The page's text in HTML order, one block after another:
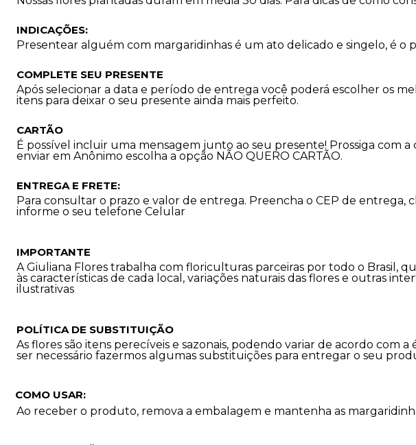
INDICAÇÕES:
Presentear alguém com margaridinhas é um ato delicado e singelo, é o
COMPLETE SEU PRESENTE
Após selecionar a data e período de entrega você poderá escolher os
itens para deixar o seu presente ainda mais perfeito.
CARTÃO
É possível incluir uma mensagem junto ao seu presente! Prossiga com
enviar em Anônimo escolha a opção NÃO QUERO CARTÃO.
ENTREGA E FRETE:
Para consultar o prazo e valor de entrega. Preencha o CEP de
informe o seu telefone Celular
IMPORTANTE
A Giuliana Flores trabalha com floriculturas parceiras por todo o Brasil,
às características de cada local, variações naturais das flores e outras
ilustrativas
POLÍTICA DE SUBSTITUIÇÃO
As flores são itens perecíveis e sazonais, podendo variar de acordo
ser necessário fazermos algumas substituições para entregar o seu
COMO USAR:
Ao receber o produto, remova a embalagem e mantenha as